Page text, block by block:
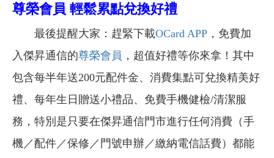
尊榮會員 輕鬆累點兌換好禮
最後提醒大家：趕緊下載OCard APP ，免費加
入傑昇通信的尊榮會員 ，超值好禮等你來拿！其中
包含每半年送200元配件金、消費集點可兌換精美好
禮、每年生日贈送小禮品、免費手機健檢/清潔服
務，特別是只要在傑昇通信門市進行任何消費（手
機／配件／保修／門號申辦／繳納電信話費）都能